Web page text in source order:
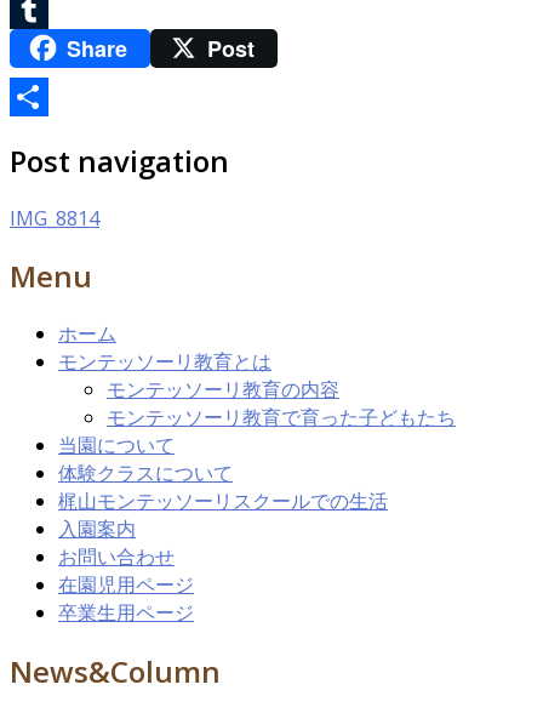
Evernote
TumblrShare Post
有
Post navigation
IMG_8814
Menu
ホーム
モンテッソーリ教育とは
モンテッソーリ教育の内容
モンテッソーリ教育で育った子どもたち
当園について
体験クラスについて
梶山モンテッソーリスクールでの生活
入園案内
お問い合わせ
在園児用ページ
卒業生用ページ
News&Column